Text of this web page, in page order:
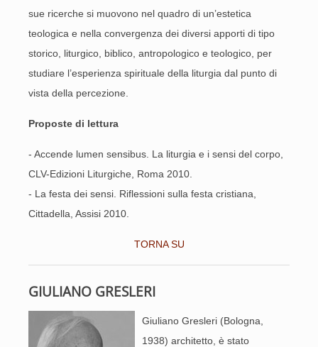
sue ricerche si muovono nel quadro di un’estetica
teologica e nella convergenza dei diversi apporti di tipo
storico, liturgico, biblico, antropologico e teologico, per
studiare l’esperienza spirituale della liturgia dal punto di
vista della percezione.
Proposte di lettura
- Accende lumen sensibus. La liturgia e i sensi del corpo,
CLV-Edizioni Liturgiche, Roma 2010.
- La festa dei sensi. Riflessioni sulla festa cristiana,
Cittadella, Assisi 2010.
TORNA SU
GIULIANO GRESLERI
Giuliano Gresleri (Bologna,
1938) architetto, è stato